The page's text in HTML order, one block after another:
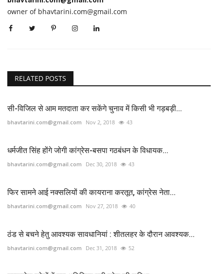
owner of bhavtarini.com@gmail.com
RELATED POSTS
सी-विजिल से आम मतदाता कर सकेंगे चुनाव में किसी भी गड़बड़ी...
bhavtarini.com@gmail.com Nov 2, 2018 43
धर्मजीत सिंह होंगे जोगी कांग्रेस-बसपा गठबंधन के विधायक...
bhavtarini.com@gmail.com Dec 30, 2018 43
फिर सामने आई नक्सलियों की कायराना करतूत, कांग्रेस नेता...
bhavtarini.com@gmail.com Nov 27, 2018 40
ठंड से बचने हेतु आवश्यक सावधानियां : शीतलहर के दौरान आवश्यक...
bhavtarini.com@gmail.com Dec 31, 2018 52